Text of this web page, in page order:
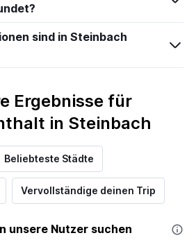
sind in Steinbach
Ergebnisse für
in Steinbach
Beliebteste Städte
Vervollständige deinen Trip
unsere Nutzer suchen